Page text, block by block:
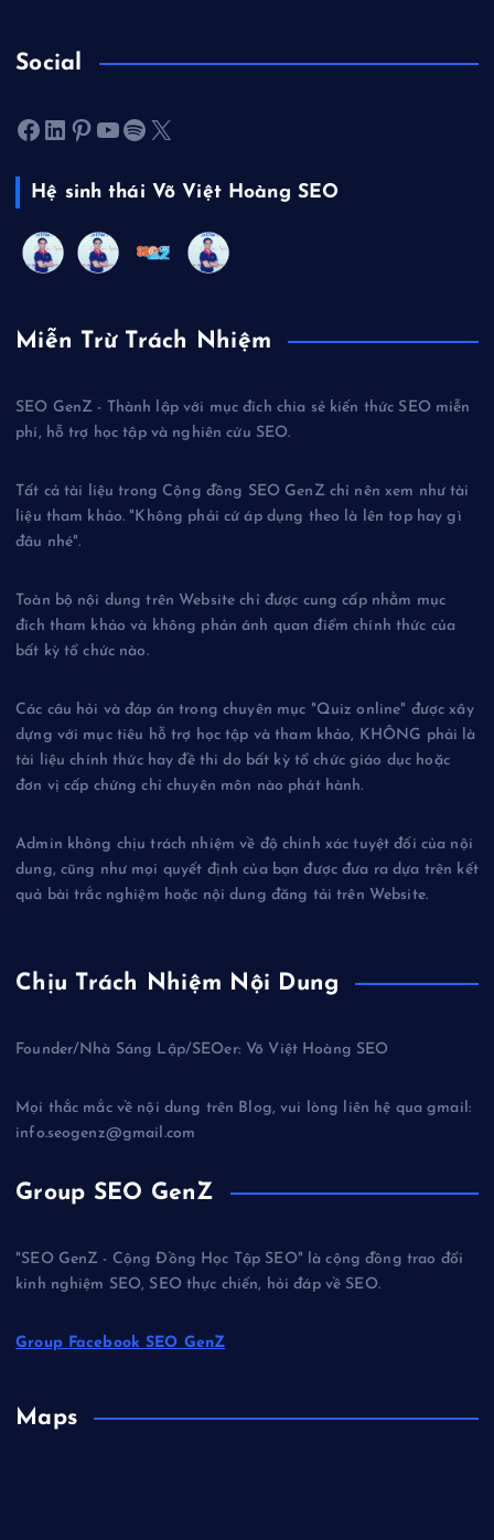
Social
Facebook LinkedIn Pinterest Youtube Spotify X
Hệ sinh thái Võ Việt Hoàng SEO
Miễn Trừ Trách Nhiệm
SEO GenZ - Thành lập với mục đích chia sẻ kiến thức SEO miễn
phí, hỗ trợ học tập và nghiên cứu SEO.
Tất cả tài liệu trong Cộng đồng SEO GenZ chỉ nên xem như tài
liệu tham khảo. "Không phải cứ áp dụng theo là lên top hay gì
đâu nhé".
Toàn bộ nội dung trên Website chỉ được cung cấp nhằm mục
đích tham khảo và không phản ánh quan điểm chính thức của
bất kỳ tổ chức nào.
Các câu hỏi và đáp án trong chuyên mục "Quiz online" được xây
dựng với mục tiêu hỗ trợ học tập và tham khảo, KHÔNG phải là
tài liệu chính thức hay đề thi do bất kỳ tổ chức giáo dục hoặc
đơn vị cấp chứng chỉ chuyên môn nào phát hành.
Admin không chịu trách nhiệm về độ chính xác tuyệt đối của nội
dung, cũng như mọi quyết định của bạn được đưa ra dựa trên kết
quả bài trắc nghiệm hoặc nội dung đăng tải trên Website.
Chịu Trách Nhiệm Nội Dung
Founder/Nhà Sáng Lập/SEOer: Võ Việt Hoàng SEO
Mọi thắc mắc về nội dung trên Blog, vui lòng liên hệ qua gmail:
info.seogenz@gmail.com
Group SEO GenZ
"SEO GenZ - Cộng Đồng Học Tập SEO" là cộng đồng trao đổi
kinh nghiệm SEO, SEO thực chiến, hỏi đáp về SEO.
Group Facebook SEO GenZ
Maps